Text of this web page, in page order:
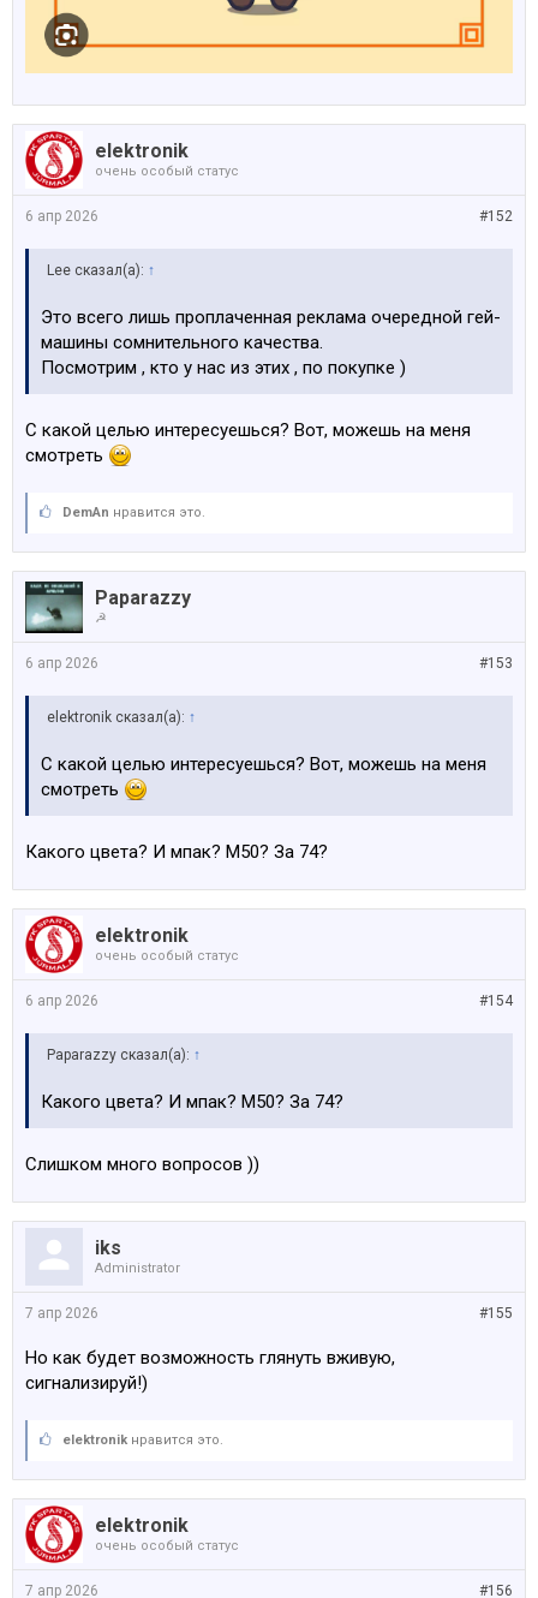
elektronik
очень особый статус
#152
6 апр 2026
Lee сказал(а): ↑
Это всего лишь проплаченная реклама очередной гей-
машины сомнительного качества.
Посмотрим , кто у нас из этих , по покупке )
С какой целью интересуешься? Вот, можешь на меня
смотреть
DemAn нравится это.
Paparazzy
☭
#153
6 апр 2026
elektronik сказал(а): ↑
С какой целью интересуешься? Вот, можешь на меня
смотреть
Какого цвета? И мпак? М50? За 74?
elektronik
очень особый статус
#154
6 апр 2026
Paparazzy сказал(а): ↑
Какого цвета? И мпак? М50? За 74?
Слишком много вопросов ))
iks
Administrator
#155
7 апр 2026
Но как будет возможность глянуть вживую,
сигнализируй!)
elektronik нравится это.
elektronik
очень особый статус
#156
7 апр 2026